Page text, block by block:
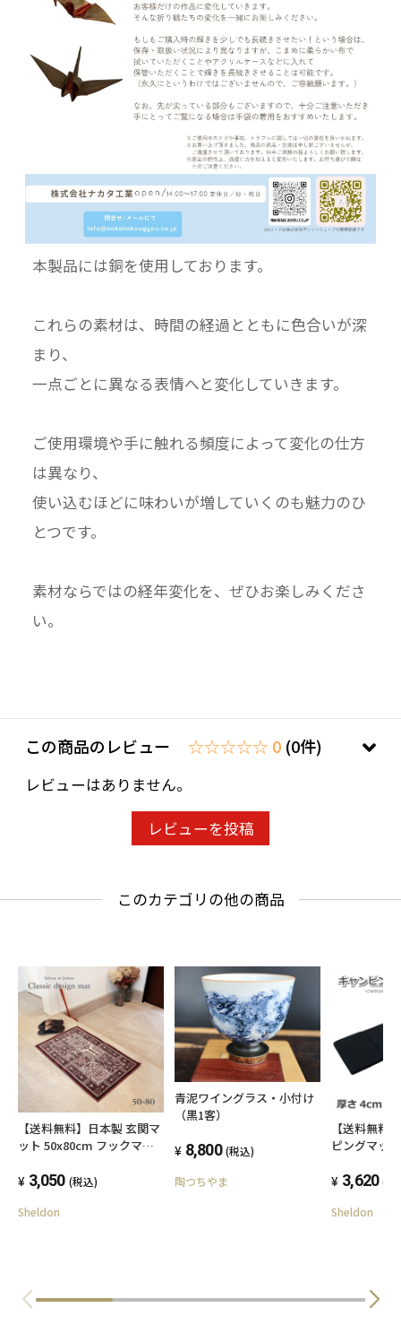
本製品には銅を使用しております。
これらの素材は、時間の経過とともに色合いが深
まり、
一点ごとに異なる表情へと変化していきます。
ご使用環境や手に触れる頻度によって変化の仕方
は異なり、
使い込むほどに味わいが増していくのも魅力のひ
とつです。
素材ならではの経年変化を、ぜひお楽しみくださ
い。
この商品のレビュー ☆☆☆☆☆ 0 (0件)
レビューはありません。
レビューを投稿
このカテゴリの他の商品
【送料無料】日本製 玄関マ
ット 50x80cm フックマッ
上品 手洗い 抗菌 防臭 洗え
3,050 (税込)
Sheldon
青泥ワイングラス・小付け
（黒1客）
8,800 (税込)
陶つちやま
【送料無料
ピングマッ
マット コン
ト 収納 軽い
3,620 (税
Sheldon